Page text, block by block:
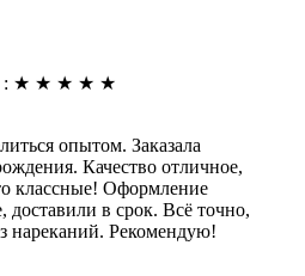
: ★ ★ ★ ★ ★
опытом. Заказала
Качество отличное,
классные! Оформление
доставили в срок. Всё точно,
нареканий. Рекомендую!